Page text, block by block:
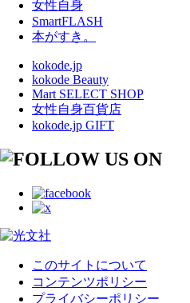
女性自身
SmartFLASH
本がすき。
kokode.jp
kokode Beauty
Mart SELECT SHOP
女性自身百貨店
kokode.jp GIFT
このサイトについて
コンテンツポリシー
プライバシーポリシー